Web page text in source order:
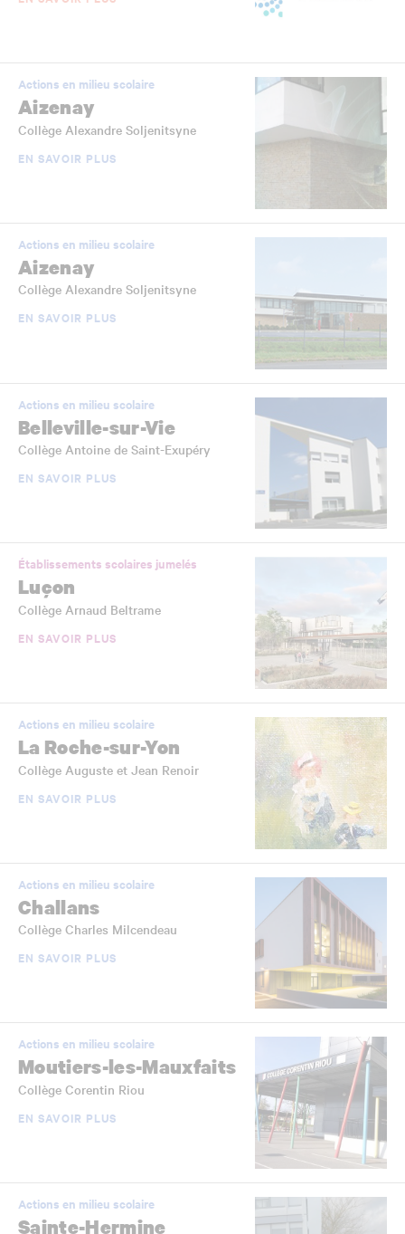
Actions en milieu scolaire
Aizenay
Collège Alexandre Soljenitsyne
EN SAVOIR PLUS
Actions en milieu scolaire
Aizenay
Collège Alexandre Soljenitsyne
EN SAVOIR PLUS
Actions en milieu scolaire
Belleville-sur-Vie
Collège Antoine de Saint-Exupéry
EN SAVOIR PLUS
Établissements scolaires jumelés
Luçon
Collège Arnaud Beltrame
EN SAVOIR PLUS
Actions en milieu scolaire
La Roche-sur-Yon
Collège Auguste et Jean Renoir
EN SAVOIR PLUS
Actions en milieu scolaire
Challans
Collège Charles Milcendeau
EN SAVOIR PLUS
Actions en milieu scolaire
Moutiers-les-Mauxfaits
Collège Corentin Riou
EN SAVOIR PLUS
Actions en milieu scolaire
Sainte-Hermine